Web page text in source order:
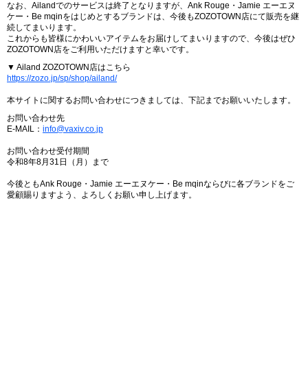
なお、Ailandでのサービスは終了となりますが、Ank Rouge・Jamie エーエヌ
ケー・Be mqinをはじめとするブランドは、今後もZOZOTOWN店にて販売を継
続してまいります。
これからも皆様にかわいいアイテムをお届けしてまいりますので、今後はぜひ
ZOZOTOWN店をご利用いただけますと幸いです。
▼ Ailand ZOZOTOWN店はこちら
https://zozo.jp/sp/shop/ailand/
本サイトに関するお問い合わせにつきましては、下記までお願いいたします。
お問い合わせ先
E-MAIL： info@vaxiv.co.jp
お問い合わせ受付期間
令和8年8月31日（月）まで
今後ともAnk Rouge・Jamie エーエヌケー・Be mqinならびに各ブランドをご
愛顧賜りますよう、よろしくお願い申し上げます。